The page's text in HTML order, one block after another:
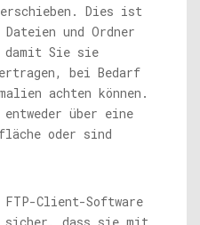
Dies ist
und Ordner
Sie sie
bei Bedarf
achten können.
über eine
oder sind
Client-Software